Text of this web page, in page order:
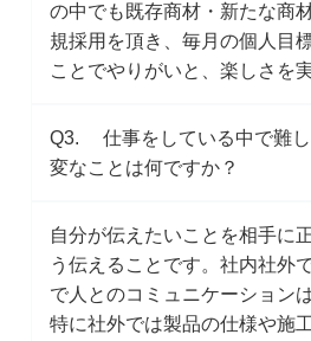
の中でも既存商材・新たな商
規採用を頂き、毎月の個人目
ことでやりがいと、楽しさを
Q3. 仕事をしている中で難し
変なことは何ですか？
自分が伝えたいことを相手に
う伝えることです。社内社外
で人とのコミュニケーション
特に社外では製品の仕様や施